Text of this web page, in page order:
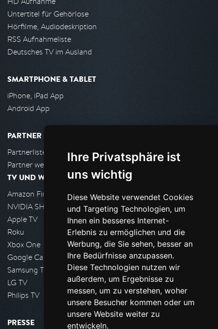
Ihre Privatsphäre ist
uns wichtig
Diese Website verwendet Cookies
und Targeting Technologien, um
Ihnen ein besseres Internet-
Erlebnis zu ermöglichen und die
Werbung, die Sie sehen, besser an
Ihre Bedürfnisse anzupassen.
Diese Technologien nutzen wir
außerdem, um Ergebnisse zu
messen, um zu verstehen, woher
unsere Besucher kommen oder um
unsere Website weiter zu
entwickeln.
Untertitel für Gehörlose
Hörfilme, Audiodeskription
RSS Aufnahmeliste
Deutsches TV im Ausland
SMARTPHONE & TABLET
iPhone, iPad App
Android App
PARTNER
Partnerliste
Partner werden
TV UND WOHNZIMMER
Amazon FireTV
NVIDIA SHIELD, Google TV
Apple TV
Roku
Xbox One
Google Cast
Samsung TV
LG TV
Philips TV
PRESSE